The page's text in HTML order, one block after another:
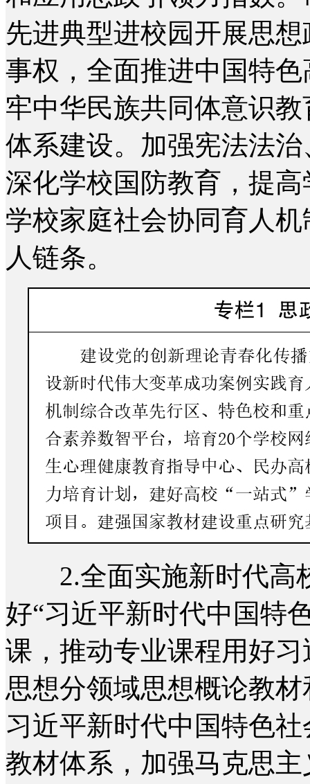
先进典型进校园开展思
事权，全面推进中国特
牢中华民族共同体意识
体系建设。加强宪法法
深化学校国防教育，提
学校家庭社会协同育人
人链条。
2.全面实施新时代高
好“习近平新时代中国特
课，推动专业课程用好
思想分领域思想概论教
习近平新时代中国特色
教材体系，加强马克思